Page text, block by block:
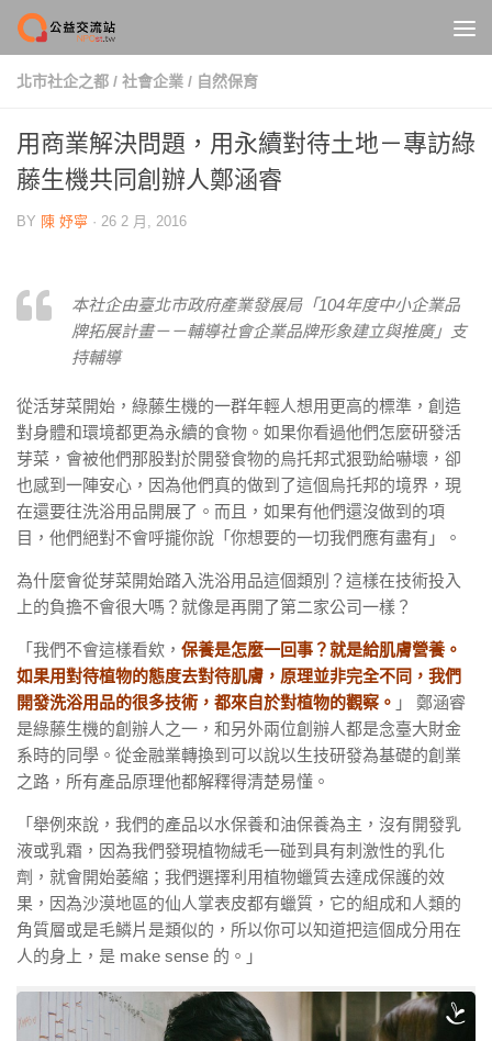
Skip to content
北市社企之都 / 社會企業 / 自然保育
用商業解決問題，用永續對待土地－專訪綠
藤生機共同創辦人鄭涵睿
BY 陳 妤寧 · 26 2 月, 2016
本社企由臺北市政府產業發展局「104年度中小企業品
牌拓展計畫－－輔導社會企業品牌形象建立與推廣」支
持輔導
從活芽菜開始，綠藤生機的一群年輕人想用更高的標準，創造
對身體和環境都更為永續的食物。如果你看過他們怎麼研發活
芽菜，會被他們那股對於開發食物的烏托邦式狠勁給嚇壞，卻
也感到一陣安心，因為他們真的做到了這個烏托邦的境界，現
在還要往洗浴用品開展了。而且，如果有他們還沒做到的項
目，他們絕對不會呼攏你說「你想要的一切我們應有盡有」。
為什麼會從芽菜開始踏入洗浴用品這個類別？這樣在技術投入
上的負擔不會很大嗎？就像是再開了第二家公司一樣？
「我們不會這樣看欸， 保養是怎麼一回事？就是給肌膚營養。
如果用對待植物的態度去對待肌膚，原理並非完全不同，我們
開發洗浴用品的很多技術，都來自於對植物的觀察。 」
鄭涵睿
是綠藤生機的創辦人之一，和另外兩位創辦人都是念臺大財金
系時的同學。從金融業轉換到可以說以生技研發為基礎的創業
之路，所有產品原理他都解釋得清楚易懂。
「舉例來說，我們的產品以水保養和油保養為主，沒有開發乳
液或乳霜，因為我們發現植物絨毛一碰到具有刺激性的乳化
劑，就會開始萎縮；我們選擇利用植物蠟質去達成保護的效
果，因為沙漠地區的仙人掌表皮都有蠟質，它的組成和人類的
角質層或是毛鱗片是類似的，所以你可以知道把這個成分用在
人的身上，是 make sense 的。」